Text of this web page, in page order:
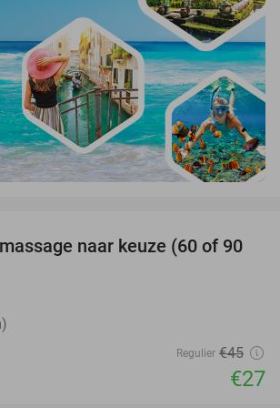
40%
naar keuze (60 of 90
Regulier €45
€27